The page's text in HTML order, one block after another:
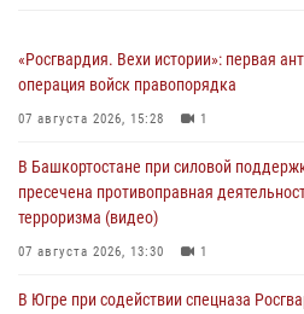
«Росгвардия. Вехи истории»: первая
операция войск правопорядка
07 августа 2026, 15:28 1
В Башкортостане при силовой
пресечена противоправная
терроризма (видео)
07 августа 2026, 13:30 1
В Югре при содействии спецназа